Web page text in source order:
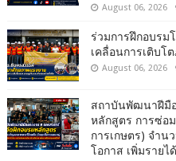
August 06, 2026
ร่วมการฝึกอบรม
เคลื่อนการเติบโ
August 06, 2026
สถาบันพัฒนาฝีมื
หลักสูตร การซ่อ
การเกษตร) จำน
โอกาส เพิ่มราย